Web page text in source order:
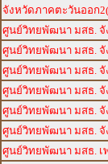
จังหวัดภาคตะวันออก
ศูนย์วิทยพัฒนา มสธ.
ศูนย์วิทยพัฒนา มสธ. จั
ศูนย์วิทยพัฒนา มสธ. จั
ศูนย์วิทยพัฒนา มสธ. จั
ศูนย์วิทยพัฒนา มสธ. จั
ศูนย์วิทยพัฒนา มสธ. จั
ศูนย์วิทยพัฒนา มสธ. เ